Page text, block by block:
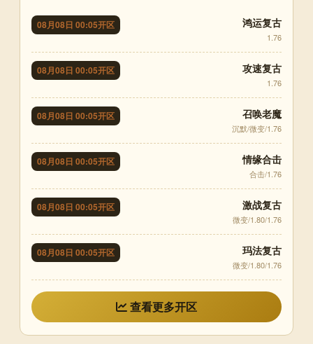
08月08日 00:05开区 鸿运复古
1.76
08月08日 00:05开区 攻速复古
1.76
08月08日 00:05开区 召唤老魔
沉默/微变/1.76
08月08日 00:05开区 情缘合击
合击/1.76
08月08日 00:05开区 激战复古
微变/1.80/1.76
08月08日 00:05开区 玛法复古
微变/1.80/1.76
查看更多开区